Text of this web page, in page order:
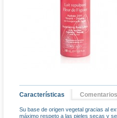
Características Comentarios
Su base de origen vegetal gracias al
máximo respeto a las pieles secas y